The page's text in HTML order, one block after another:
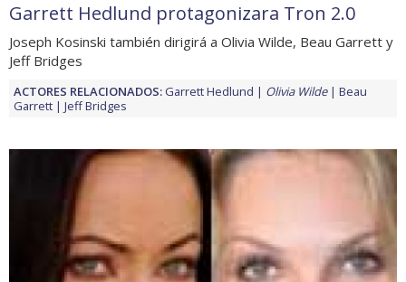
Garrett Hedlund protagonizara Tron 2.0
Joseph Kosinski también dirigirá a Olivia Wilde, Beau Garrett y
Jeff Bridges
ACTORES RELACIONADOS: Garrett Hedlund Olivia Wilde
Beau
Garrett
Jeff Bridges